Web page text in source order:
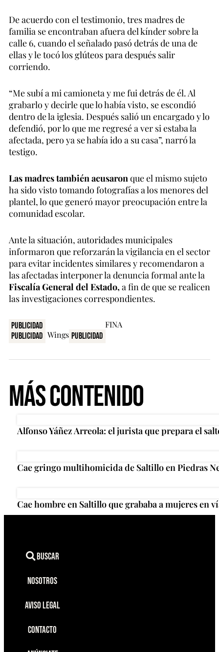
De acuerdo con el testimonio, tres madres de
familia se encontraban afuera del kínder sobre la
calle 6, cuando el señalado pasó detrás de una de
ellas y le tocó los glúteos para después salir
corriendo.
“Me subí a mi camioneta y me fui detrás de él. Al
grabarlo y decirle que lo había visto, se escondió
dentro de la iglesia. Después salió un encargado y lo
defendió, por lo que me regresé a ver si estaba la
afectada, pero ya se había ido a su casa”, narró la
testigo.
Las madres también acusaronque el mismo sujeto
ha sido visto tomando fotografías a los menores del
plantel, lo que generó mayor preocupación entre la
comunidad escolar.
Ante la situación, autoridades municipales
informaron que reforzarán la vigilancia en el sector
para evitar incidentes similares y recomendaron a
las afectadas interponer la denuncia formal ante la
Fiscalía General del Estado, a fin de que se realicen
las investigaciones correspondientes.
Publicidad
Publicidad
Publicidad
Más Contenido
Alfonso Yáñez Arreola: el jurista que prepara el
Cae gringo multihomicida de Saltillo en Piedras
Cae hombre en Saltillo que grababa a mujeres en
Buscar
Nosotros
Aviso Legal
Contacto